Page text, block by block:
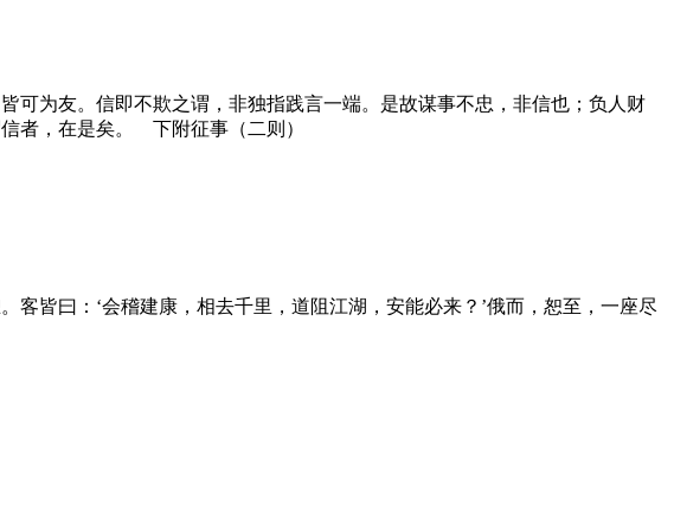
可为友。信即不欺之谓，非独指践言一端。是故谋事不忠，非信也；负人财
者，在是矣。 下附征事（二则）
皆曰：‘会稽建康，相去千里，道阻江湖，安能必来？’俄而，恕至，一座尽